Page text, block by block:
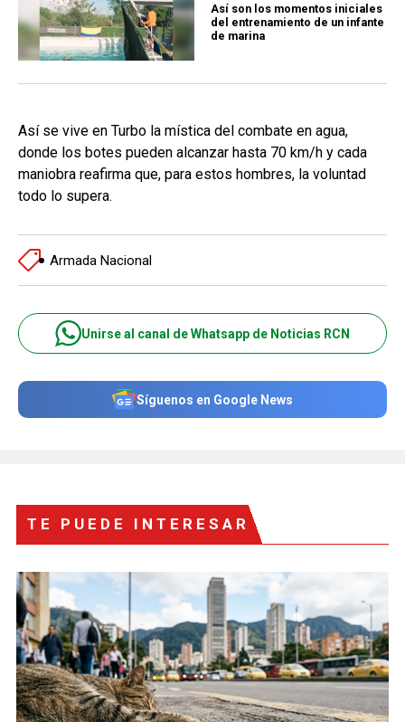
Así son los momentos iniciales
del entrenamiento de un infante
de marina
Así se vive en Turbo la mística del combate en agua,
donde los botes pueden alcanzar hasta 70 km/h y cada
maniobra reafirma que, para estos hombres, la voluntad
todo lo supera.
Armada Nacional
Unirse al canal de Whatsapp de Noticias RCN
Síguenos en Google News
TE PUEDE INTERESAR